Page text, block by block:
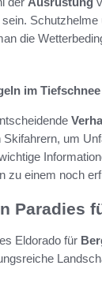
die
im Tiefschnee
um
zu einem noch
Paradies
Eldorado für